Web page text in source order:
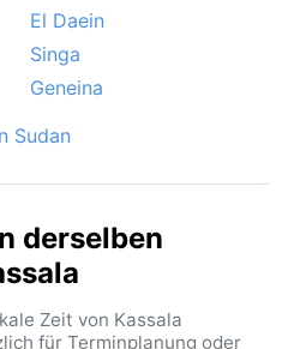
El Daein
Singa
Geneina
Sudan
derselben
Zeit von Kassala
für Terminplanung oder